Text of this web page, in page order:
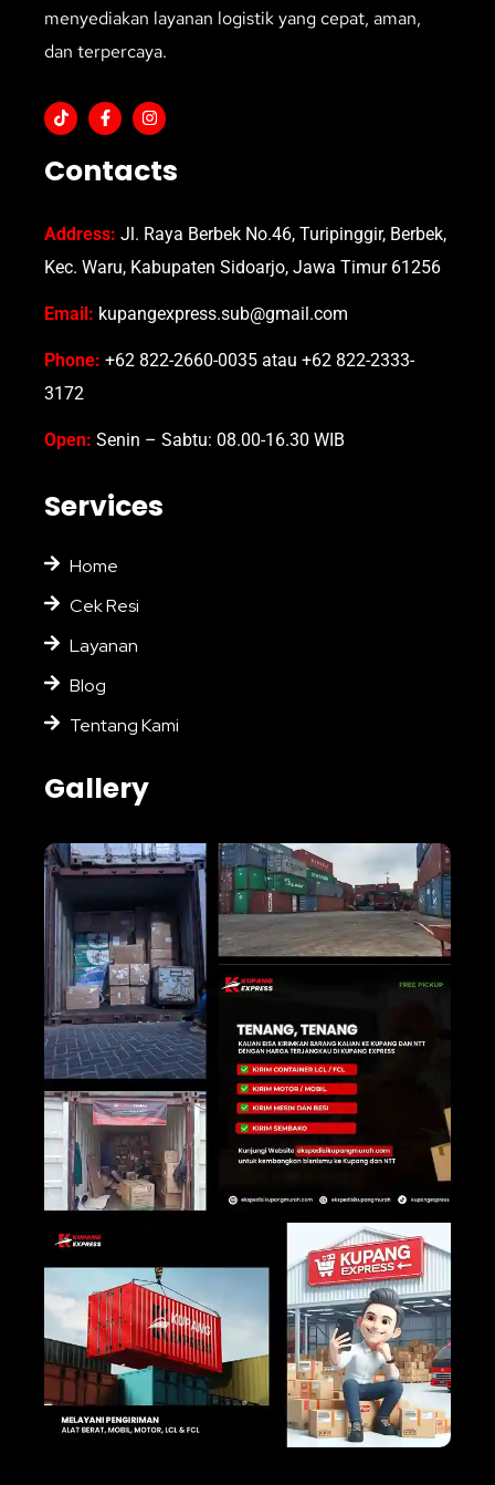
menyediakan layanan logistik yang cepat, aman,
dan terpercaya.
Contacts
Address: Jl. Raya Berbek No.46, Turipinggir, Berbek,
Kec. Waru, Kabupaten Sidoarjo, Jawa Timur 61256
Email: kupangexpress.sub@gmail.com
Phone: +62 822-2660-0035 atau +62 822-2333-
3172
Open: Senin – Sabtu: 08.00-16.30 WIB
Services
Home
Cek Resi
Layanan
Blog
Tentang Kami
Gallery